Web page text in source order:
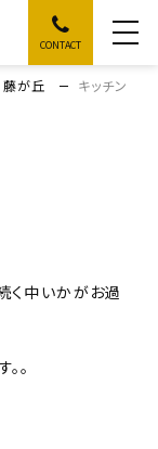
CONTACT
藤が丘
キッチン
く中いかがお過
。